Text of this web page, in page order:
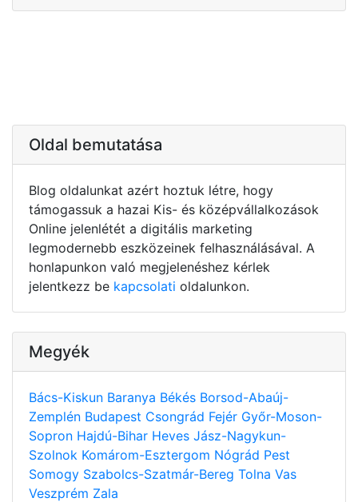
Oldal bemutatása
Blog oldalunkat azért hoztuk létre, hogy
támogassuk a hazai Kis- és középvállalkozások
Online jelenlétét a digitális marketing
legmodernebb eszközeinek felhasználásával. A
honlapunkon való megjelenéshez kérlek
jelentkezz be kapcsolati oldalunkon.
Megyék
Bács-Kiskun Baranya Békés Borsod-Abaúj-
Zemplén Budapest Csongrád Fejér Győr-Moson-
Sopron Hajdú-Bihar Heves Jász-Nagykun-
Szolnok Komárom-Esztergom Nógrád Pest
Somogy Szabolcs-Szatmár-Bereg Tolna Vas
Veszprém Zala